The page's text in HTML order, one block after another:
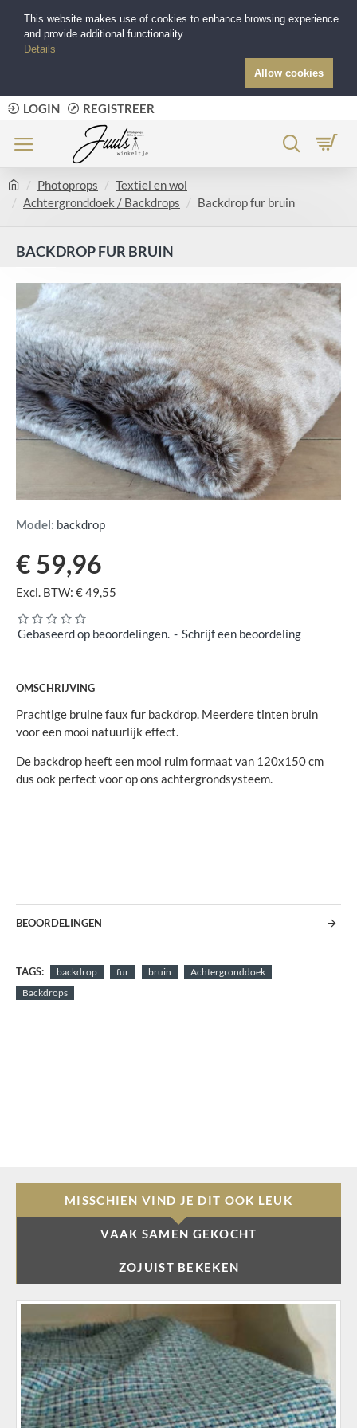
LOGIN REGISTREER
Photoprops
Textiel en wol
Achtergronddoek / Backdrops
Backdrop fur bruin
BACKDROP FUR BRUIN
Model: backdrop
Gebaseerd op beoordelingen. - Schrijf een beoordeling
€ 59,96
Excl. BTW: € 49,55
OMSCHRIJVING
Prachtige bruine faux fur backdrop. Meerdere tinten bruin
voor een mooi natuurlijk effect.
De backdrop heeft een mooi ruim formaat van 120x150 cm
dus ook perfect voor op ons achtergrondsysteem.
BEOORDELINGEN
TAGS: backdrop fur bruin
Achtergronddoek
Backdrops
MISSCHIEN VIND JE DIT OOK LEUK
VAAK SAMEN GEKOCHT
ZOJUIST BEKEKEN
This website makes use of cookies to enhance browsing experience
and provide additional functionality.
Details
Allow cookies